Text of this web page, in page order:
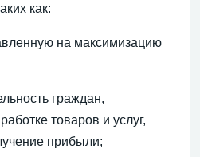
как:
на максимизацию
граждан,
товаров и услуг,
прибыли;